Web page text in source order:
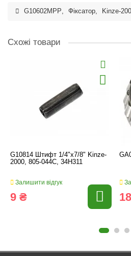
G10602MPP, Фіксатор, Kinze-
Схожі товари
G10814 Штифт 1/4"x7/8" Kinze-
2000, 805-044C, 34H311
Залишити відгук
9 ₴